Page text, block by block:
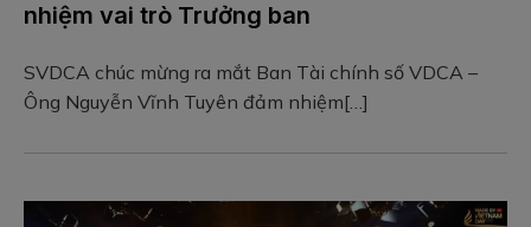
nhiệm vai trò Trưởng ban
SVDCA chúc mừng ra mắt Ban Tài chính số VDCA –
Ông Nguyễn Vĩnh Tuyên đảm nhiệm[…]